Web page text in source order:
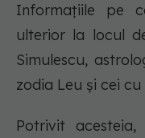
Informaţiile pe
ulterior la locul
Simulescu,
zodia Leu și cei
Potrivit